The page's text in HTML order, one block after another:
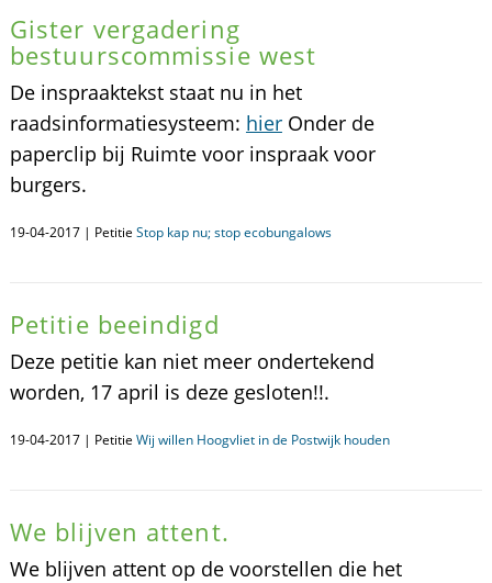
Gister vergadering
bestuurscommissie west
De inspraaktekst staat nu in het
raadsinformatiesysteem: hierOnder de
paperclip bij Ruimte voor inspraak voor
burgers.
19-04-2017 | Petitie Stop kap nu; stop ecobungalows
Petitie beeindigd
Deze petitie kan niet meer ondertekend
worden, 17 april is deze gesloten!!.
19-04-2017 | Petitie Wij willen Hoogvliet in de Postwijk houden
We blijven attent.
We blijven attent op de voorstellen die het